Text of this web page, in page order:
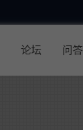
论坛 问答